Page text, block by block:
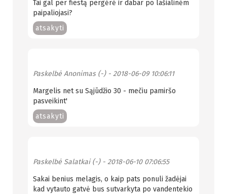
Tai gal per fiestą pergėrė ir dabar po lašialinėm
paipaliojasi?
atsakyti
Paskelbė Anonimas (-)- 2018-06-09 10:06:11
Margelis net su Sąjūdžio 30 - mečiu pamiršo
pasveikint'
atsakyti
Paskelbė Salatkai (-)- 2018-06-10 07:06:55
Sakai benius melagis, o kaip pats ponuli žadėjai
kad vytauto gatvė bus sutvarkyta po vandentekio